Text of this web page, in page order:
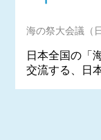
海の祭大会議（
日本全国の「
交流する、日